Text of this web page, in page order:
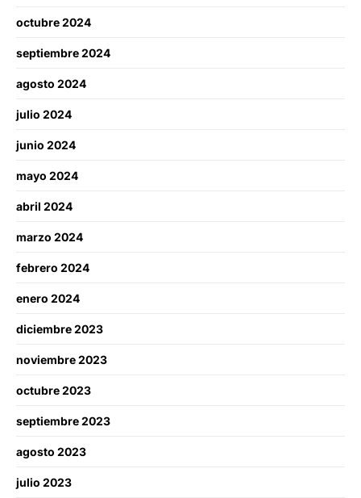
octubre 2024
septiembre 2024
agosto 2024
julio 2024
junio 2024
mayo 2024
abril 2024
marzo 2024
febrero 2024
enero 2024
diciembre 2023
noviembre 2023
octubre 2023
septiembre 2023
agosto 2023
julio 2023